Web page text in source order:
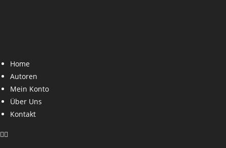
Home
Autoren
Mein Konto
Über Uns
Kontakt